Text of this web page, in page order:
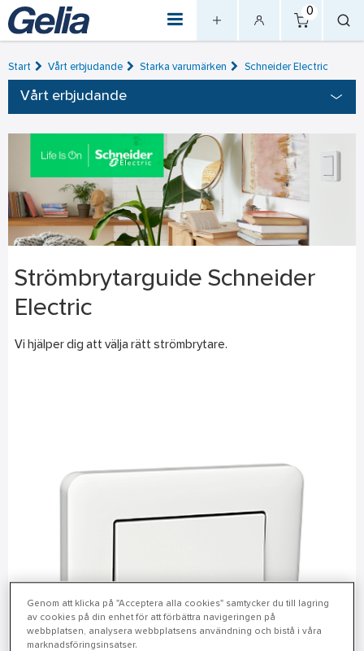
0
Start Vårt erbjudande Starka varumärken Schneider Electric
Vårt erbjudande
Strömbrytarguide Schneider
Electric
Vi hjälper dig att välja rätt strömbrytare.
Genom att klicka på "Acceptera alla cookies" samtycker du till lagring
av cookies på din enhet för att förbättra navigeringen på
webbplatsen, analysera webbplatsens användning och bistå i våra
marknadsföringsinsatser.